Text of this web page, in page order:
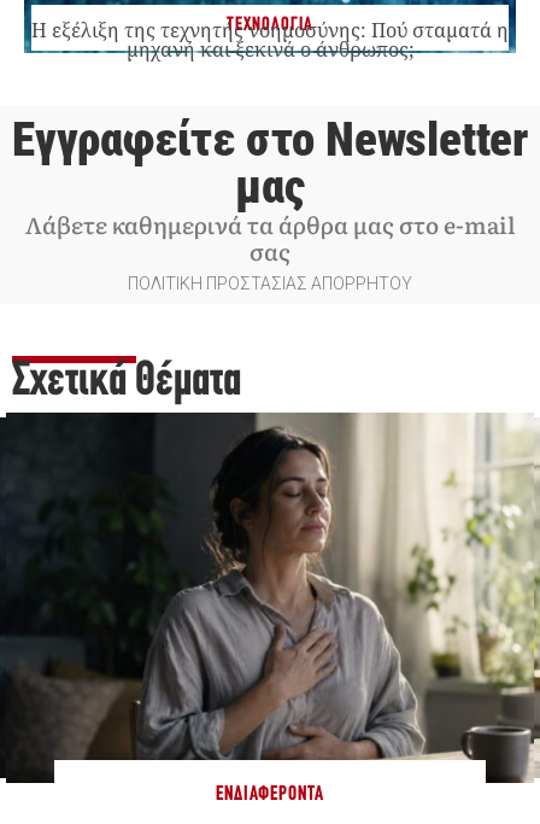
ΤΕΧΝΟΛΟΓΙΑ
Η εξέλιξη της τεχνητής νοημοσύνης: Πού σταματά η
μηχανή και ξεκινά ο άνθρωπος;
Εγγραφείτε στο Newsletter
μας
Λάβετε καθημερινά τα άρθρα μας στο e-mail
σας
ΠΟΛΙΤΙΚΗ ΠΡΟΣΤΑΣΙΑΣ ΑΠΟΡΡΗΤΟΥ
Σχετικά Θέματα
ΕΝΔΙΑΦΈΡΟΝΤΑ